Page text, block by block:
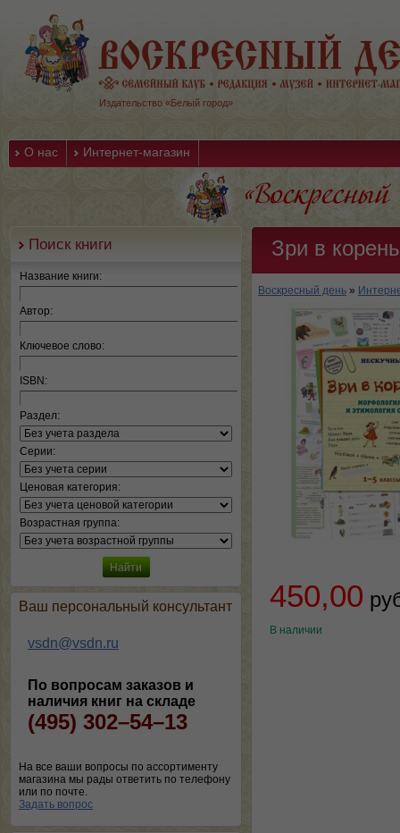
Издательство «Белый город»
О нас Интернет-магазин
Поиск книги
Название книги:
Автор:
Ключевое слово:
ISBN:
Раздел:
Серии:
Ценовая категория:
Возрастная группа:
Ваш персональный консультант
vsdn@vsdn.ru
По вопросам заказов и
наличия книг на складе
(495) 302–54–13
На все ваши вопросы по ассортименту
магазина мы рады ответить по телефону
или по почте.
Задать вопрос
Зри в
Воскресный день »
450,00
В наличии